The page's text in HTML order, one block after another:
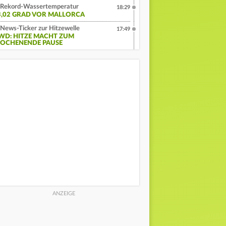
Rekord-Wassertemperatur
GRAD VOR MALLORCA
18:29
News-Ticker zur Hitzewelle
HITZE MACHT ZUM
PAUSE
17:49